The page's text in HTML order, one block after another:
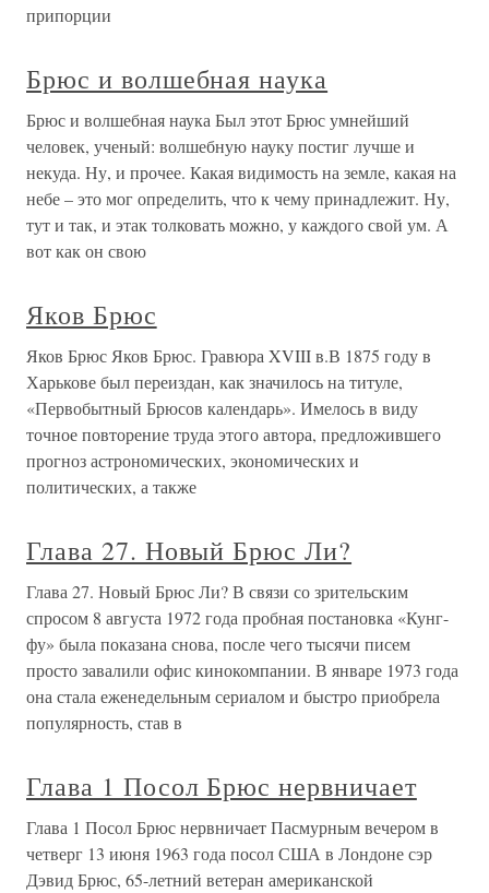
припорции
Брюс и волшебная наука
Брюс и волшебная наука Был этот Брюс умнейший
человек, ученый: волшебную науку постиг лучше и
некуда. Ну, и прочее. Какая видимость на земле, какая на
небе – это мог определить, что к чему принадлежит. Ну,
тут и так, и этак толковать можно, у каждого свой ум. А
вот как он свою
Яков Брюс
Яков Брюс Яков Брюс. Гравюра XVIII в.В 1875 году в
Харькове был переиздан, как значилось на титуле,
«Первобытный Брюсов календарь». Имелось в виду
точное повторение труда этого автора, предложившего
прогноз астрономических, экономических и
политических, а также
Глава 27. Новый Брюс Ли?
Глава 27. Новый Брюс Ли? В связи со зрительским
спросом 8 августа 1972 года пробная постановка «Кунг-
фу» была показана снова, после чего тысячи писем
просто завалили офис кинокомпании. В январе 1973 года
она стала еженедельным сериалом и быстро приобрела
популярность, став в
Глава 1 Посол Брюс нервничает
Глава 1 Посол Брюс нервничает Пасмурным вечером в
четверг 13 июня 1963 года посол США в Лондоне сэр
Дэвид Брюс, 65-летний ветеран американской